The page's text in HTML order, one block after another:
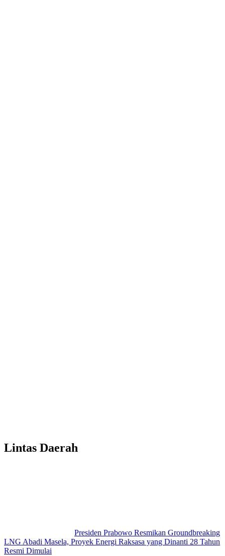
Lintas Daerah
Presiden Prabowo Resmikan Groundbreaking
LNG Abadi Masela, Proyek Energi Raksasa yang Dinanti 28 Tahun
Resmi Dimulai